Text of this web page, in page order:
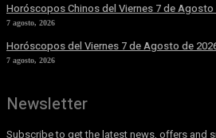
Horóscopos Chinos del Viernes 7 de Agosto
7 agosto, 2026
Horóscopos del Viernes 7 de Agosto de
7 agosto, 2026
Newsletter
Subscribe to get the latest news, offers and